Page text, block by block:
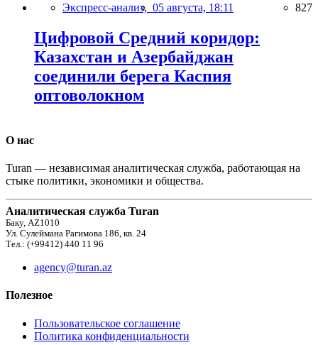
Экспресс-анализ, 05 августа, 18:11 827
Цифровой Средний коридор:
Казахстан и Азербайджан
соединили берега Каспия
оптоволокном
О нас
Turan — независимая аналитическая служба, работающая на
стыке политики, экономики и общества.
Аналитическая служба Turan
Баку, AZ1010
Ул. Сулеймана Рагимова 186, кв. 24
Тел.: (+99412) 440 11 96
agency@turan.az
Полезное
Пользовательское соглашение
Политика конфиденциальности